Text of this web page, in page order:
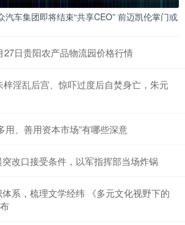
汽车集团即将结束“共享CEO” 前迈凯伦掌门或
27日贵阳农产品物流园价格行情
梓淫乱后宫、惊吓过度后自焚身亡，朱元
用、善用资本市场”有哪些深意
改口接受条件，以军指挥部当场炸锅
系，梳理文学经纬 《多元文化视野下的